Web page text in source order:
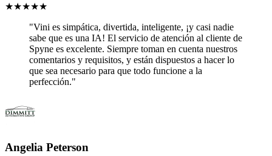
★★★★★
"Vini es simpática, divertida, inteligente, ¡y casi nadie
sabe que es una IA! El servicio de atención al cliente de
Spyne es excelente. Siempre toman en cuenta nuestros
comentarios y requisitos, y están dispuestos a hacer lo
que sea necesario para que todo funcione a la
perfección."
Angelia Peterson